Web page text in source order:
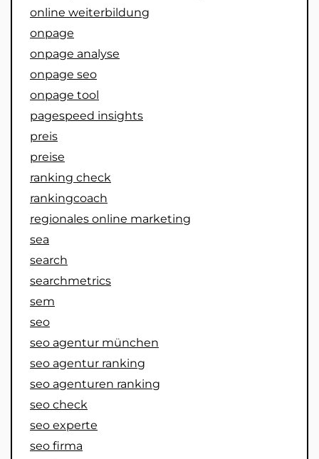
online weiterbildung
onpage
onpage analyse
onpage seo
onpage tool
pagespeed insights
preis
preise
ranking check
rankingcoach
regionales online marketing
sea
search
searchmetrics
sem
seo
seo agentur münchen
seo agentur ranking
seo agenturen ranking
seo check
seo experte
seo firma